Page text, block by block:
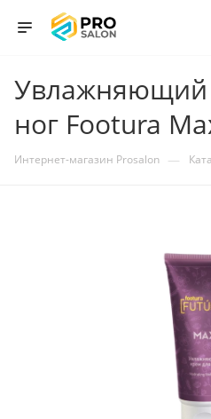
Увлажняющий
ног Footura
Интернет-магазин Prosalon —